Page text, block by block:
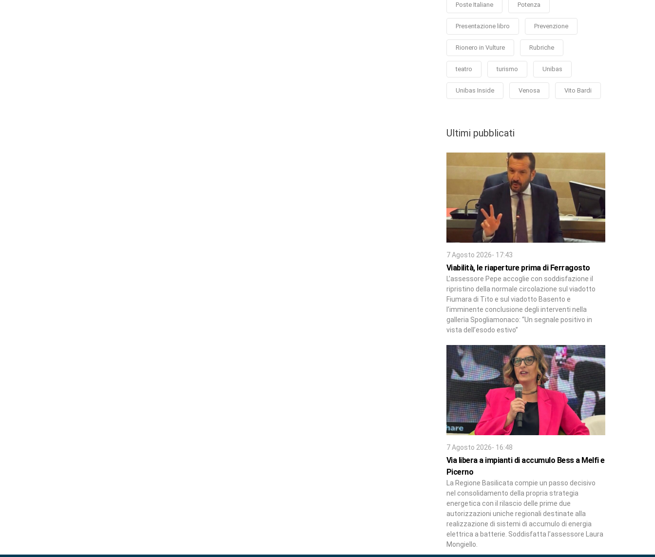
Poste Italiane Potenza
Presentazione libro Prevenzione
Rionero in Vulture Rubriche
teatro turismo Unibas
Unibas Inside Venosa Vito Bardi
Ultimi pubblicati
7 Agosto 2026- 17:43
Viabilità, le riaperture prima di Ferragosto
L’assessore Pepe accoglie con soddisfazione il
ripristino della normale circolazione sul viadotto
Fiumara di Tito e sul viadotto Basento e
l’imminente conclusione degli interventi nella
galleria Spogliamonaco: “Un segnale positivo in
vista dell’esodo estivo”
7 Agosto 2026- 16:48
Via libera a impianti di accumulo Bess a Melfi e
Picerno
La Regione Basilicata compie un passo decisivo
nel consolidamento della propria strategia
energetica con il rilascio delle prime due
autorizzazioni uniche regionali destinate alla
realizzazione di sistemi di accumulo di energia
elettrica a batterie. Soddisfatta l’assessore Laura
Mongiello.